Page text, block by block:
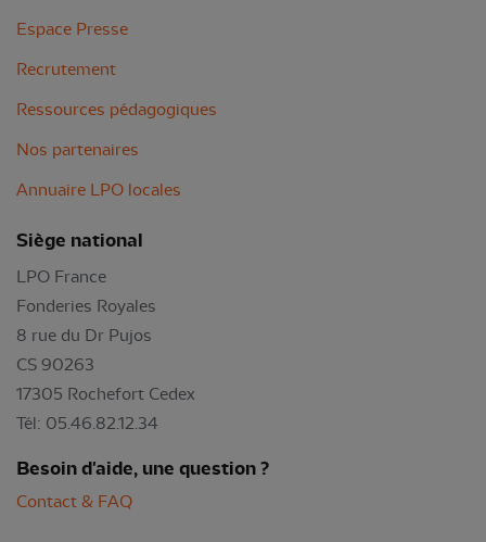
Espace Presse
Recrutement
Ressources pédagogiques
Nos partenaires
Annuaire LPO locales
Siège national
LPO France
Fonderies Royales
8 rue du Dr Pujos
CS 90263
17305 Rochefort Cedex
Tél: 05.46.82.12.34
Besoin d'aide, une question ?
Contact & FAQ